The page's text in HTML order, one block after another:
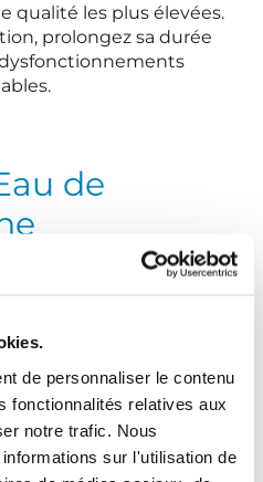
de personnaliser le contenu
fonctionnalités relatives aux
notre trafic. Nous
sur l'utilisation de
qualité les plus élevées.
prolongez sa durée
de
qu’elle est de
quotidienne.
innovant de
pour maintenir la
votre système de la
et d’autres